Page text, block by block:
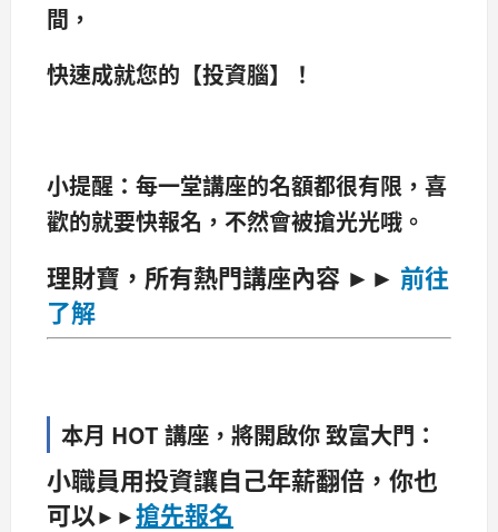
間，
快速成就您的【投資腦】！
小提醒：每一堂講座的名額都很有限，喜
歡的就要快報名，不然會被搶光光哦。
理財寶，所有熱門講座內容 ►► 前往
了解
本月 HOT 講座，將開啟你 致富大門：
小職員用投資讓自己年薪翻倍，你也
可以►►搶先報名